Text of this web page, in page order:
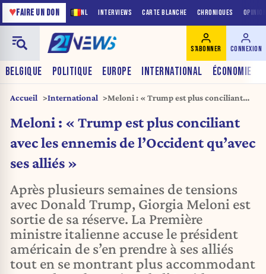
NL INTERVIEWS CARTE BLANCHE CHRONIQUES
♥FAIRE UN DON
BELGIQUE POLITIQUE EUROPE INTERNATIONAL ÉCONOMIE
S'ABONNER CONNEXION
Accueil International
Meloni : « Trump est plus conciliant
ses alliés »
Meloni : « Trump est plus conciliant
avec les ennemis de l’Occident qu’avec
ses alliés »
Après plusieurs semaines de tensions
avec Donald Trump, Giorgia Meloni est
sortie de sa réserve. La Première
ministre italienne accuse le président
américain de s’en prendre à ses alliés
tout en se montrant plus accommodant